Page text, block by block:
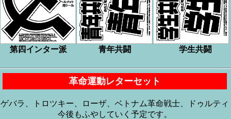
第四インター派 青年共闘 学生共闘
革命運動レターセット
ゲバラ、トロツキー、ローザ、ベトナム革命戦士、ドゥルティ
今後もふやしていく予定です。